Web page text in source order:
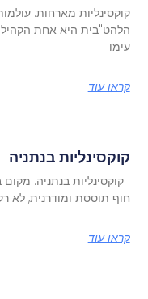
קוקסינליות מארחות:
הלהט"בית היא אחת
עימו
קראו עוד
קוקסינליות בנתניה
קוקסינליות בנתניה:
חוף תוססת ומודרנית, לא
קראו עוד